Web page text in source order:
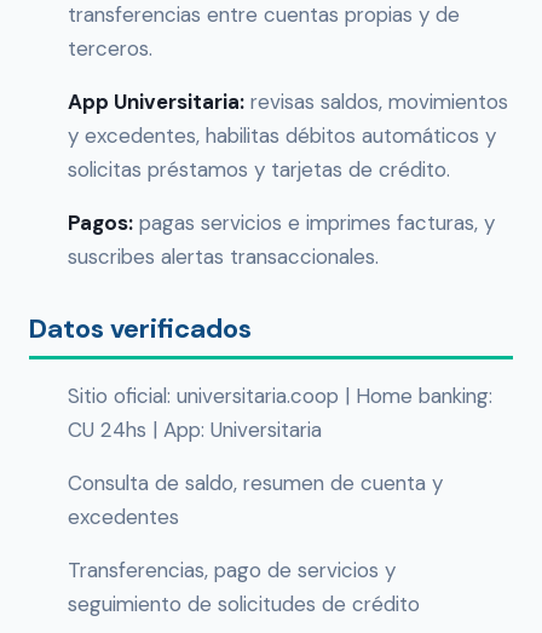
transferencias entre cuentas propias y de
terceros.
App Universitaria: revisas saldos, movimientos
y excedentes, habilitas débitos automáticos y
solicitas préstamos y tarjetas de crédito.
Pagos: pagas servicios e imprimes facturas, y
suscribes alertas transaccionales.
Datos verificados
Sitio oficial: universitaria.coop | Home banking:
CU 24hs | App: Universitaria
Consulta de saldo, resumen de cuenta y
excedentes
Transferencias, pago de servicios y
seguimiento de solicitudes de crédito